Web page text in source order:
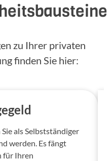
zu Ihrer privaten
finden Sie hier:
als Selbstständiger
werden. Es fängt
für Ihren